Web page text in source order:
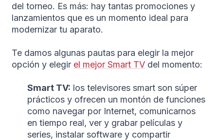
del torneo. Es más: hay tantas promociones y
lanzamientos que es un momento ideal para
modernizar tu aparato.
Te damos algunas pautas para elegir la mejor
opción y elegir el mejor Smart TV del momento:
Smart TV: los televisores smart son súper
prácticos y ofrecen un montón de funciones
como navegar por Internet, comunicarnos
en tiempo real, ver y grabar películas y
series, instalar software y compartir